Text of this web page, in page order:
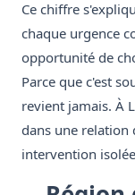
Ce chiffre
chaque urgence
opportunité de
Parce que c'est
revient jamais. À
dans une relation
intervention